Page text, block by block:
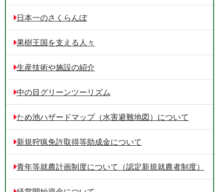
日本一のさくらんぼ
果樹王国を支える人々
生産技術や施設の紹介
中の目グリーンツーリズム
ため池ハザードマップ（水害避難地図）について
新規狩猟免許取得等助成金について
青年等就農計画制度について（認定新規就農者制度）